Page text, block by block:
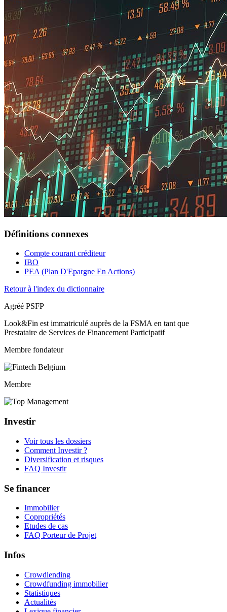
Définitions connexes
Compte courant créditeur
IBO
PEA (Plan D'Epargne En Actions)
Retour à l'index du dictionnaire
Agréé PSFP
Look&Fin est immatriculé auprès de la FSMA en tant que
Prestataire de Services de Financement Participatif
Membre fondateur
Membre
Investir
Voir tous les dossiers
Comment Investir ?
Diversification et risques
FAQ Investir
Se financer
Immobilier
Copropriétés
Etudes de cas
FAQ Porteur de Projet
Infos
Crowdlending
Crowdfunding immobilier
Statistiques
Actualités